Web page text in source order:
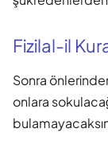
Fizilal-il
Sonra
onlara